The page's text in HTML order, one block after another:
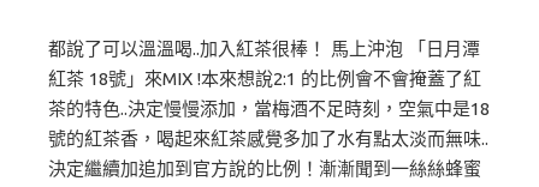
都說了可以溫溫喝..加入紅茶很棒！ 馬上沖泡 「日月潭
紅茶 18號」來MIX !本來想說2:1 的比例會不會掩蓋了紅
茶的特色..決定慢慢添加，當梅酒不足時刻，空氣中是18
號的紅茶香，喝起來紅茶感覺多加了水有點太淡而無味..
決定繼續加追加到官方說的比例！漸漸聞到一絲絲蜂蜜